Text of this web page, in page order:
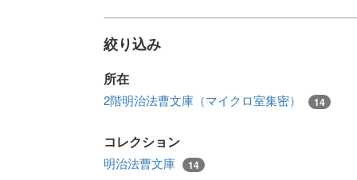
絞り込み
所在
2階明治法曹文庫（マイクロ室集密） 14
コレクション
明治法曹文庫 14